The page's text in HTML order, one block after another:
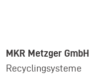
MKR Metzger GmbH
Recyclingsysteme